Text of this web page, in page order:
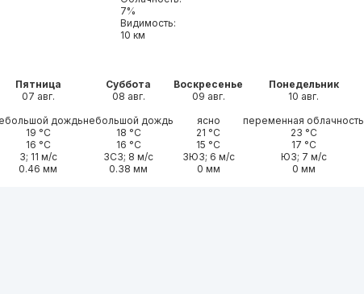
7%
Видимость:
10 км
Пятница
07 авг.
дождь
19 °С
16 °С
З; 11 м/с
0.46 мм
Суббота
08 авг.
небольшой дождь
18 °С
16 °С
ЗСЗ; 8 м/с
0.38 мм
Воскресенье
09 авг.
ясно
21 °С
15 °С
ЗЮЗ; 6 м/с
0 мм
Понедельник
10 авг.
переменная облачность
23 °С
17 °С
ЮЗ; 7 м/с
0 мм